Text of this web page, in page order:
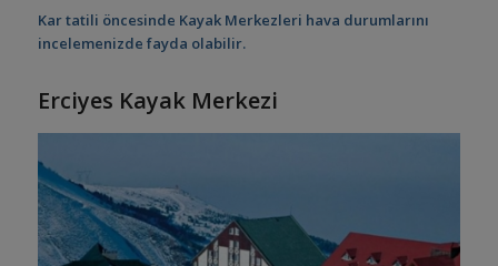
Kar tatili öncesinde Kayak Merkezleri hava durumlarını
incelemenizde fayda olabilir.
Erciyes Kayak Merkezi